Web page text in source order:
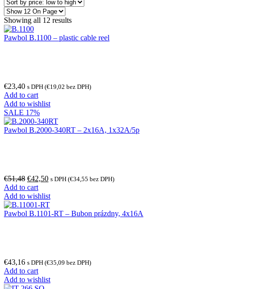
Showing all 12 results
Pawbol B.1100 – plastic cable reel
€23,40 s DPH (€19,02 bez DPH)
Add to cart
Add to wishlist
SALE 17%
Pawbol B.2000-340RT – 2x16A, 1x32A/5p
€51,48 €42,50 s DPH (€34,55 bez DPH)
Add to cart
Add to wishlist
Pawbol B.1101-RT – Bubon prázdny, 4x16A
€43,16 s DPH (€35,09 bez DPH)
Add to cart
Add to wishlist